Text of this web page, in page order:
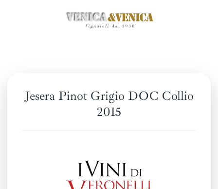
Jesera Pinot Grigio DOC Collio
2015